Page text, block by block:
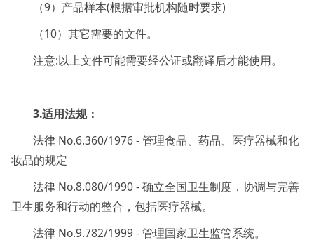
（9）产品样本(根据审批机构随时要求)
（10）其它需要的文件。
注意:以上文件可能需要经公证或翻译后才能使用。
3.适用法规：
法律 No.6.360/1976 - 管理食品、药品、医疗器械和化
妆品的规定
法律 No.8.080/1990 - 确立全国卫生制度，协调与完善
卫生服务和行动的整合，包括医疗器械。
法律 No.9.782/1999 - 管理国家卫生监管系统。